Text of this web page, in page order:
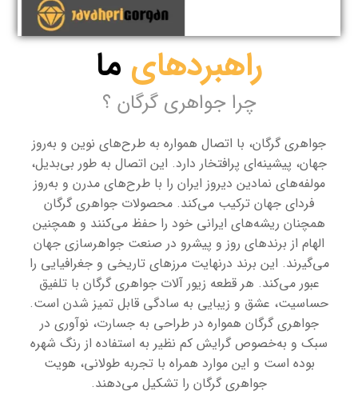
راهبردهای ما
چرا جواهری گرگان ؟
جواهری گرگان، با اتصال همواره به طرح‌های نوین و به‌روز
جهان، پیشینه‌ای پرافتخار دارد. این اتصال به طور بی‌بدیل،
مولفه‌های نمادین دیروز ایران را با طرح‌های مدرن و به‌روز
فردای جهان ترکیب می‌کند. محصولات جواهری گرگان
همچنان ریشه‌های ایرانی خود را حفظ می‌کنند و همچنین
الهام از برندهای روز و پیشرو در صنعت جواهرسازی جهان
می‌گیرند. این برند درنهایت مرزهای تاریخی و جغرافیایی را
عبور می‌کند. هر قطعه زیور آلات جواهری گرگان با تلفیق
حساسیت، عشق و زیبایی به سادگی قابل تمیز شدن است.
جواهری گرگان همواره در طراحی به جسارت، نوآوری در
سبک و به‌خصوص گرایش کم نظیر به استفاده از رنگ شهره
بوده است و این موارد همراه با تجربه طولانی، هویت
جواهری گرگان را تشکیل می‌دهند.